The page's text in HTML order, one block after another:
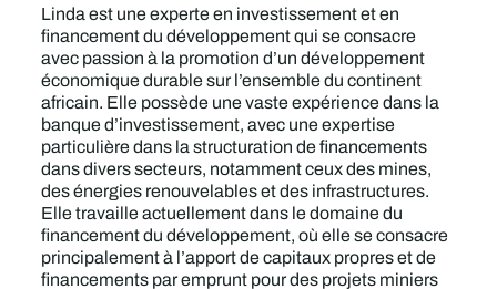
Linda est une experte en investissement et en
financement du développement qui se consacre
avec passion à la promotion d’un développement
économique durable sur l’ensemble du continent
africain. Elle possède une vaste expérience dans la
banque d’investissement, avec une expertise
particulière dans la structuration de financements
dans divers secteurs, notamment ceux des mines,
des énergies renouvelables et des infrastructures.
Elle travaille actuellement dans le domaine du
financement du développement, où elle se consacre
principalement à l’apport de capitaux propres et de
financements par emprunt pour des projets miniers